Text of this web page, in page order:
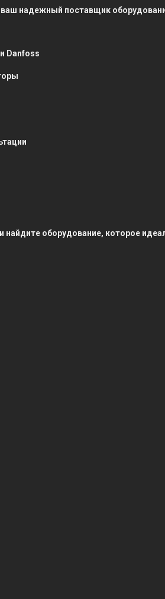
надежный поставщик
Danfoss
оборудование, которое